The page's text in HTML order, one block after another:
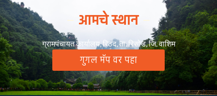
आमचे स्थान
ग्रामपंचायत कार्यालय, रिठद, ता. रिसोड, जि. वाशिम
गुगल मॅप वर पहा